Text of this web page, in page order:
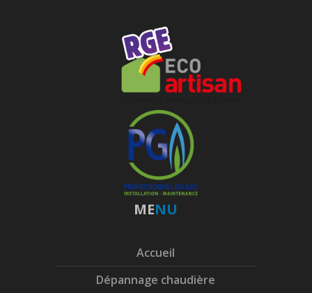
MENU
Accueil
Dépannage chaudière